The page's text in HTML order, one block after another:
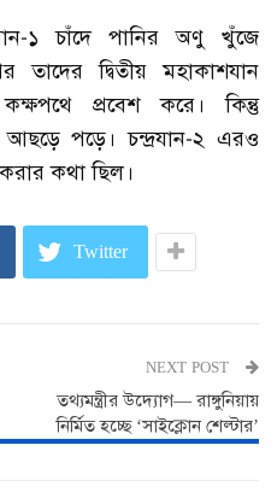
১ চাঁদে পানির অণু খুঁজে
দ্বিতীয় মহাকাশযান
কক্ষপথে প্রবেশ করে। কিন্তু
আছড়ে পড়ে। চন্দ্রযান-২ এরও
কথা ছিল।
Twitter
NEXT POST
তথ্যমন্ত্রীর উদ্যোগ— রাঙ্গুনিয়ায়
নির্মিত হচ্ছে ‘সাইক্লোন শেল্টার’